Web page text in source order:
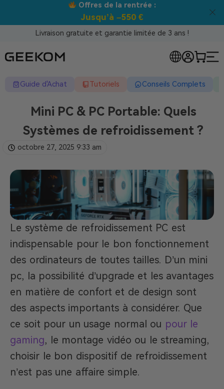
Meilleur prix garanti tous canaux !
Livraison gratuite et garantie limitée de 3 ans !
Guide d'Achat Tutoriels Conseils Complets
Mini PC & PC Portable: Quels
Systèmes de refroidissement ?
octobre 27, 2025 9:33 am
Le système de refroidissement PC est
indispensable pour le bon fonctionnement
des ordinateurs de toutes tailles. D’un mini
pc, la possibilité d’upgrade et les avantages
en matière de confort et de design sont
des aspects importants à considérer. Que
ce soit pour un usage normal ou pour le
gaming, le montage vidéo ou le streaming,
choisir le bon dispositif de refroidissement
n’est pas une affaire simple.